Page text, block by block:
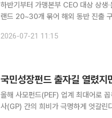
하반기부터 가맹본부 CEO 대상 상생
랜드 20~30개 묶어 해외 동반 진출 구상 나명석 한국프랜차이즈산업협회장이 프랜차이
부담을 낮추기 위한 공제회를 도입하
2026-07-21 11:15
국민성장펀드 출자길 열렸
올해 사모펀드(PEF) 업계 최대어로
사(GP) 간의 희비가 극명하게 엇갈린